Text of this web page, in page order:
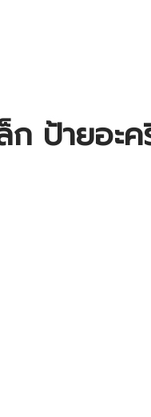
ป้ายอะ